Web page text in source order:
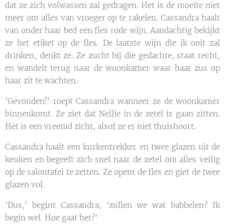
dat ze zich volwassen zal gedragen. Het is de moeite niet
meer om alles van vroeger op te rakelen. Cassandra haalt
van onder haar bed een fles rode wijn. Aandachtig bekijkt
ze het etiket op de fles. De laatste wijn die ik ooit zal
drinken, denkt ze. Ze zucht bij die gedachte, staat recht,
en wandelt terug naar de woonkamer waar haar zus op
haar zit te wachten.
'Gevonden!' roept Cassandra wanneer ze de woonkamer
binnenkomt. Ze ziet dat Nellie in de zetel is gaan zitten.
Het is een vreemd zicht, alsof ze er niet thuishoort.
Cassandra haalt een kurkentrekker en twee glazen uit de
keuken en begeeft zich snel naar de zetel om alles veilig
op de salontafel te zetten. Ze opent de fles en giet de twee
glazen vol.
'Dus,' begint Cassandra, 'zullen we wat babbelen? Ik
begin wel. Hoe gaat het?'